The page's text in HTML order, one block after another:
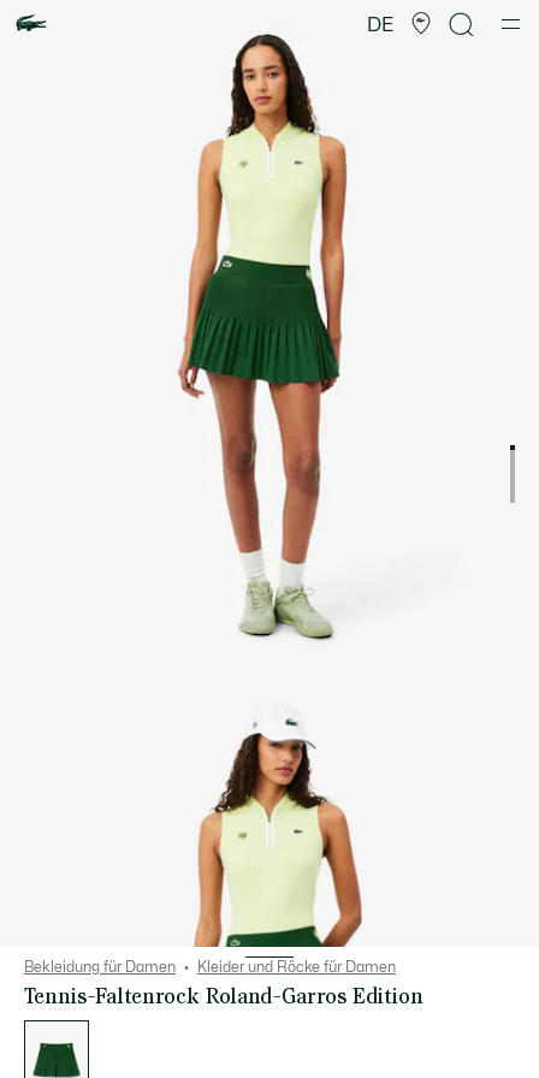
DE
Bekleidung für Damen Kleider und Röcke für Damen
Tennis-Faltenrock Roland-Garros Edition
Varianten